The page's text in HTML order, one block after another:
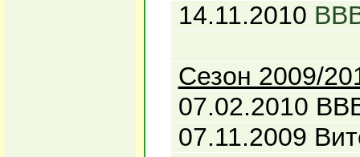
14.11.2010
Сезон 2009/
07.02.2010
07.11.2009